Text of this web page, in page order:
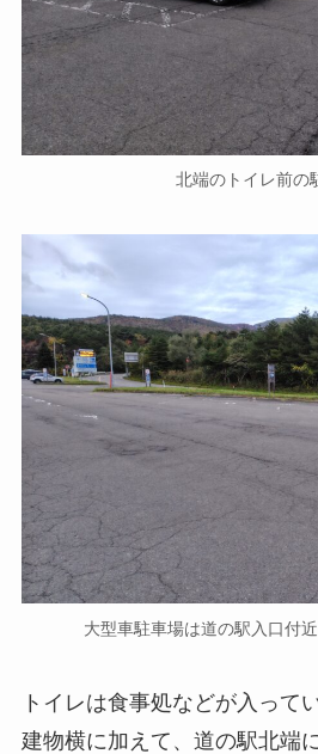
北端のトイレ前の
大型車駐車場は道の駅入口付
トイレは食事処などが入って
建物横に加えて、道の駅北端